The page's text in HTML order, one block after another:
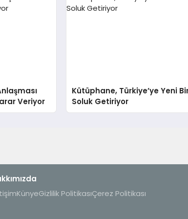
Veriyor
Kütüphane, Türkiye’ye Yeni
Soluk Getiriyor
KünyeGizlilik PolitikasıÇerez Politikası